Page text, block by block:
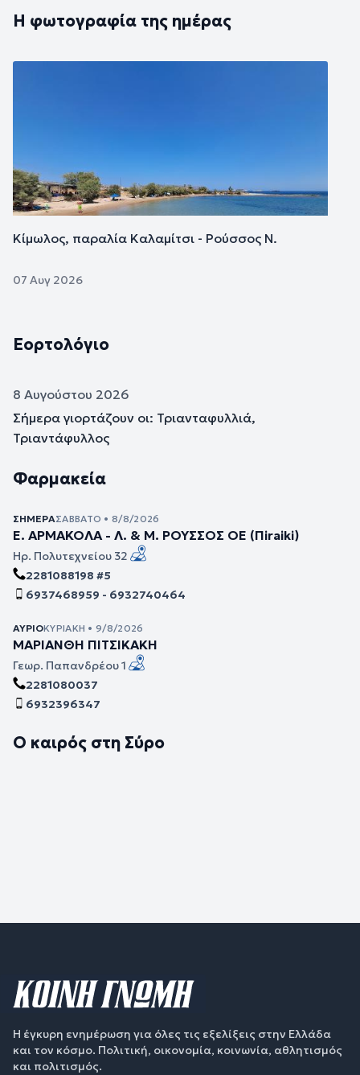
Η φωτογραφία της ημέρας
Κίμωλος, παραλία Καλαμίτσι - Ρούσσος Ν.
07 Αυγ 2026
Εορτολόγιο
8 Αυγούστου 2026
Σήμερα γιορτάζουν οι: Τριανταφυλλιά,
Τριαντάφυλλος
Φαρμακεία
ΣΉΜΕΡΑΣΆΒΒΑΤΟ • 8/8/2026
Ε. ΑΡΜΑΚΟΛΑ - Λ. & Μ. ΡΟΥΣΣΟΣ ΟΕ (Πiraiki)
Ηρ. Πολυτεχνείου 32
2281088198 #5
6937468959 - 6932740464
ΑΎΡΙΟΚΥΡΙΑΚΉ • 9/8/2026
ΜΑΡΙΑΝΘΗ ΠΙΤΣΙΚΑΚΗ
Γεωρ. Παπανδρέου 1
2281080037
6932396347
Ο καιρός στη Σύρο
Η έγκυρη ενημέρωση για όλες τις εξελίξεις στην Ελλάδα
και τον κόσμο. Πολιτική, οικονομία, κοινωνία, αθλητισμός
και πολιτισμός.